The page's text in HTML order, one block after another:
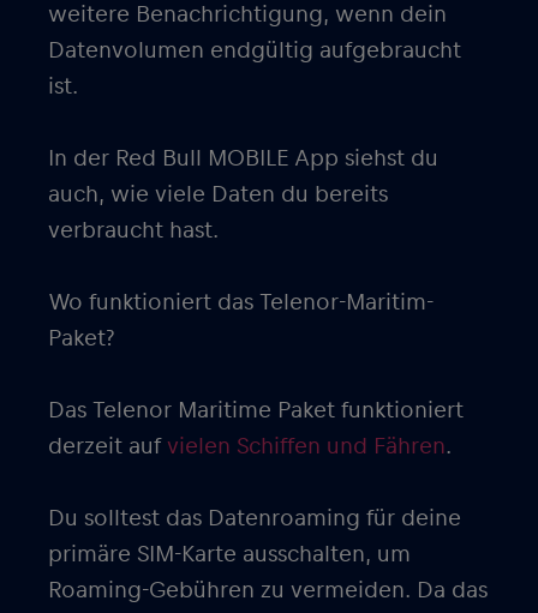
weitere Benachrichtigung, wenn dein
Datenvolumen endgültig aufgebraucht
ist.
In der Red Bull MOBILE App siehst du
auch, wie viele Daten du bereits
verbraucht hast.
Wo funktioniert das Telenor-Maritim-
Paket?
Das Telenor Maritime Paket funktioniert
derzeit auf vielen Schiffen und Fähren.
Du solltest das Datenroaming für deine
primäre SIM-Karte ausschalten, um
Roaming-Gebühren zu vermeiden. Da das